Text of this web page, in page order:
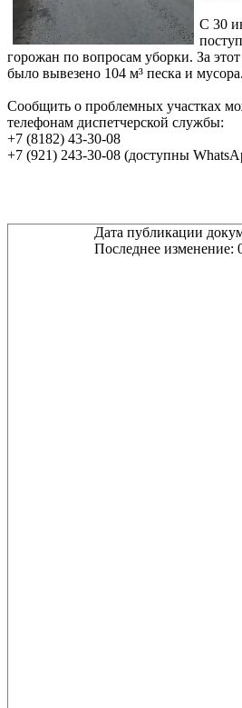
С 30
горожан по вопросам уборки. За
было вывезено 104 м³ песка и мусора.
Сообщить о проблемных участках
телефонам диспетчерской службы:
+7 (8182) 43-30-08
+7 (921) 243-30-08 (доступны
Дата публикации
Последнее изменение: